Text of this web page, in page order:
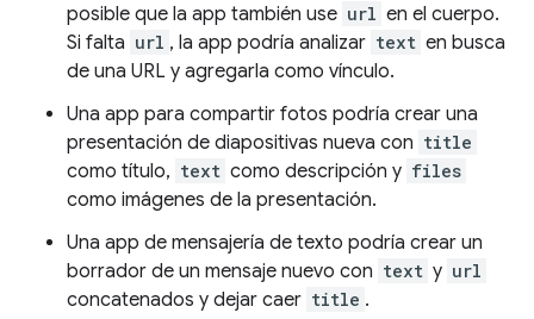
posible que la app también use url en el cuerpo.
Si falta url , la app podría analizar text en busca
de una URL y agregarla como vínculo.
Una app para compartir fotos podría crear una
presentación de diapositivas nueva con title
como título, text como descripción y files
como imágenes de la presentación.
Una app de mensajería de texto podría crear un
borrador de un mensaje nuevo con text y url
concatenados y dejar caer title .